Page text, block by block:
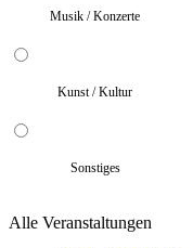
Musik / Konzerte
Kunst / Kultur
Sonstiges
Alle Veranstaltungen